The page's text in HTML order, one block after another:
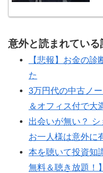
意外と読まれている
【悲報】お金の
た
3万円代の中古ノ
＆オフィス付で大
出会いが無い？ シ
お一人様は意外に
本を聴いて投資知
無料＆聴き放題！】